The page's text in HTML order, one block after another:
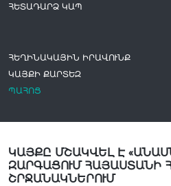
ՀԵՏԱԴԱՐՁ ԿԱՊ
ՀԵՂԻՆԱԿԱՅԻՆ ԻՐԱՎՈՒՆՔ
ԿԱՅՔԻ ՔԱՐՏԵԶ
ՊԱՀՈՑ
ԿԱՅՔԸ ՄՇԱԿՎԵԼ Է
ԶԱՐԳԱՑՈՒՄ ՀԱՅԱՍՏԱՆԻ
ՇՐՋԱՆԱԿՆԵՐՈՒՄ